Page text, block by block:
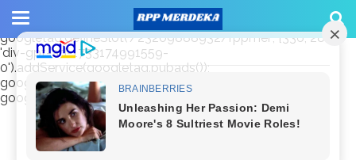
window.googletag = window.googletag || {cmd: []};
googletag.cmd.push(function() {
googletag.defineSlot('/23209888932/rppmer', [336, 280],
'div-gpt-ad-1733174991559-
0').addService(googletag.pubads());
googletag.pubads().enableSingleRequest();
googletag.enableServices(); });